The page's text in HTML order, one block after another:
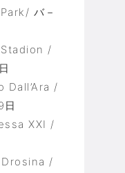
バ－
/
Dall’Ara /
XXI /
/